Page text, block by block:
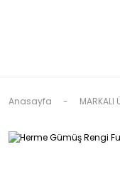
Anasayfa MARKALI